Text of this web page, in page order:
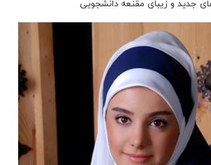
جدید و زیبای مقنعه دانشجویی